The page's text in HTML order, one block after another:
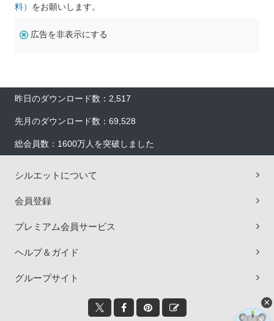
料） をお願いします。
広告を非表示にする
昨日のダウンロード数：2,517
先月のダウンロード数：69,528
総会員数：1600万人を突破しました
シルエットについて
会員登録
プレミアム会員サービス
ヘルプ＆ガイド
グループサイト
×